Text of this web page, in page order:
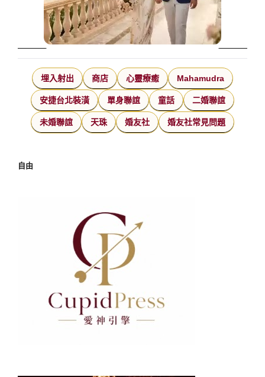
埋入射出 商店 心靈療癒 Mahamudra
安捷台北裝潢 單身聯誼 童話 二婚聯誼
未婚聯誼 天珠 婚友社 婚友社常見問題
自由